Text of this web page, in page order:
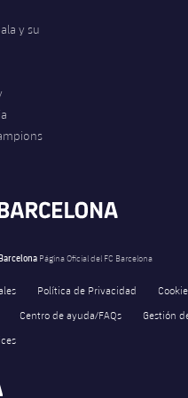
masculino
femenino
a las amateurs
a las amateurs
de las Secciones Amateurs
of Legends
Game Changers
y su
Página Oficial del FC Barcelona
Política de Privacidad
Centro de ayuda/FAQs
Gestión